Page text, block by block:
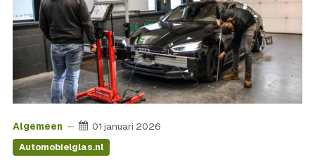
Algemeen 01 januari 2026
Automobielglas.nl